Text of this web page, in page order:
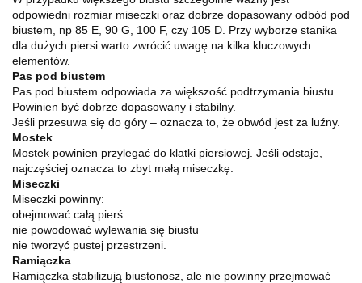
odpowiedni rozmiar miseczki oraz dobrze dopasowany odbód pod
biustem, np 85 E, 90 G, 100 F, czy 105 D. Przy wyborze stanika
dla dużych piersi warto zwrócić uwagę na kilka kluczowych
elementów.
Pas pod biustem
Pas pod biustem odpowiada za większość podtrzymania biustu.
Powinien być dobrze dopasowany i stabilny.
Jeśli przesuwa się do góry – oznacza to, że obwód jest za luźny.
Mostek
Mostek powinien przylegać do klatki piersiowej. Jeśli odstaje,
najczęściej oznacza to zbyt małą miseczkę.
Miseczki
Miseczki powinny:
obejmować całą pierś
nie powodować wylewania się biustu
nie tworzyć pustej przestrzeni.
Ramiączka
Ramiączka stabilizują biustonosz, ale nie powinny przejmować